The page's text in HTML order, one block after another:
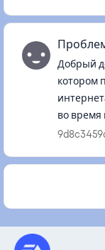
Добрый
котором
во время